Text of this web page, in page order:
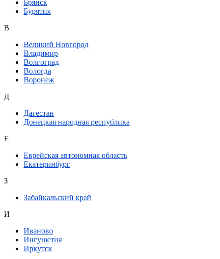
Брянск
Бурятия
В
Великий Новгород
Владимир
Волгоград
Вологда
Воронеж
Д
Дагестан
Донецкая народная республика
Е
Еврейская автономная область
Екатеринбург
З
Забайкальский край
И
Иваново
Ингушетия
Иркутск